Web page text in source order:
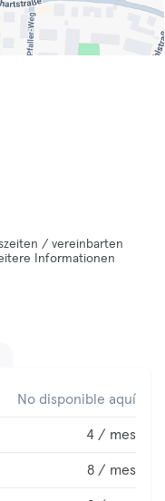
/ vereinbarten
Informationen
No disponible aquí
4 / mes
8 / mes